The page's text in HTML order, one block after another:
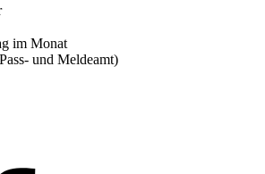
im Monat
und Meldeamt)